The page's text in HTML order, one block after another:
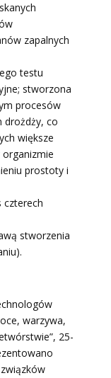
zapalnych
testu
stworzona
procesów
drożdży, co
większe
organizmie
prostoty i
czterech
stworzenia
warzywa,
25-